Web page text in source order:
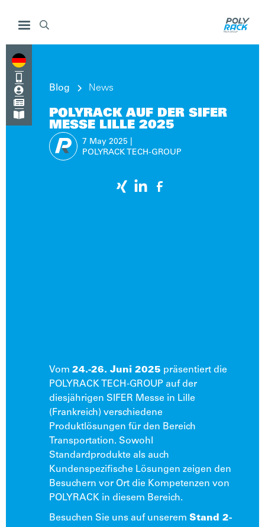




Blog News
POLYRACK AUF DER SIFER
MESSE LILLE 2025
7 May 2025
POLYRACK TECH-GROUP
Vom 24.-26. Juni 2025 präsentiert die
POLYRACK TECH-GROUP auf der
diesjährigen SIFER Messe in Lille
(Frankreich) verschiedene
Produktlösungen für den Bereich
Transportation. Sowohl
Standardprodukte als auch
Kundenspezifische Lösungen zeigen den
Besuchern vor Ort die Kompetenzen von
POLYRACK in diesem Bereich.
Besuchen Sie uns auf unserem Stand 2-